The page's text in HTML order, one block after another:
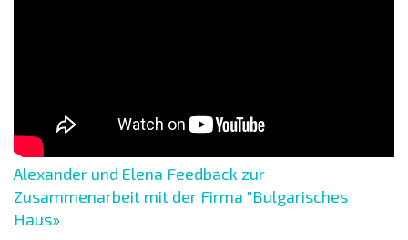
Alexander und Elena Feedback zur
Zusammenarbeit mit der Firma "Bulgarisches
Haus»